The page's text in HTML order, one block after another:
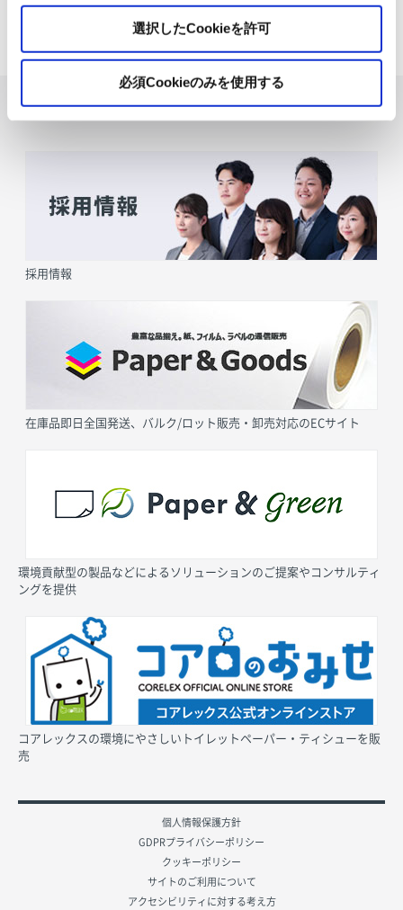
選択したCookieを許可
必須Cookieのみを使用する
2026.07.03
日本紙パルプ商事は、2026年5月30日および31日に山口県...
採用情報
在庫品即日全国発送、バルク/ロット販売・卸売対応のECサイト
環境貢献型の製品などによるソリューションのご提案やコンサルティ
ングを提供
コアレックスの環境にやさしいトイレットペーパー・ティシューを販
売
個人情報保護方針
GDPRプライバシーポリシー
クッキーポリシー
サイトのご利用について
アクセシビリティに対する考え方